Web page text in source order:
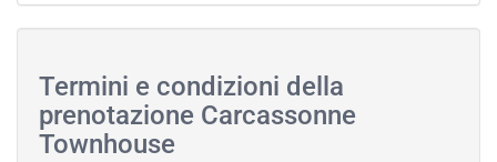
Termini e condizioni della
prenotazione Carcassonne
Townhouse